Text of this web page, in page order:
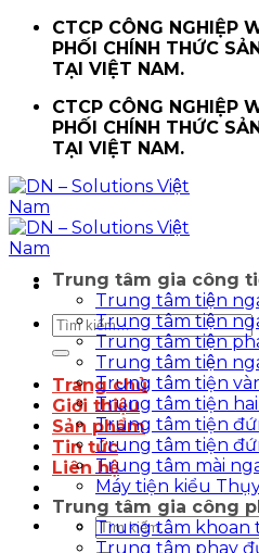
ChuyểnCTCP CÔNG NGHIỆP
PHỐI CHÍNH THỨC
TẠI VIỆT NAM.
CTCP CÔNG NGHIỆP
PHỐI CHÍNH THỨC
TẠI VIỆT NAM.
Tìm
kiếm:
Trang chủ
Giới thiệu
Sản phẩm
Tin tức
Liên hệ
Tìm
kiếm:
Trung tâm gia công
Trung tâm tiện
Trung tâm tiện
Trung tâm tiện
Trung tâm tiện
Trung tâm tiện
Trung tâm tiện
Trung tâm tiện
Trung tâm tiện
Trung tâm mài
Máy tiện kiểu
Trung tâm gia công
Trung tâm khoan
Trung tâm phay